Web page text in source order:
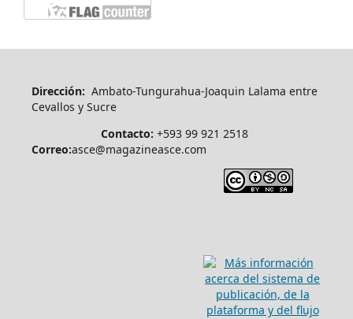
Dirección: Ambato-Tungurahua-Joaquin Lalama entre
Cevallos y Sucre
Contacto: +593 99 921 2518
Correo:asce@magazineasce.com